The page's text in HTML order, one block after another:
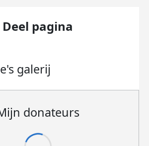
Deel pagina
galerij
donateurs